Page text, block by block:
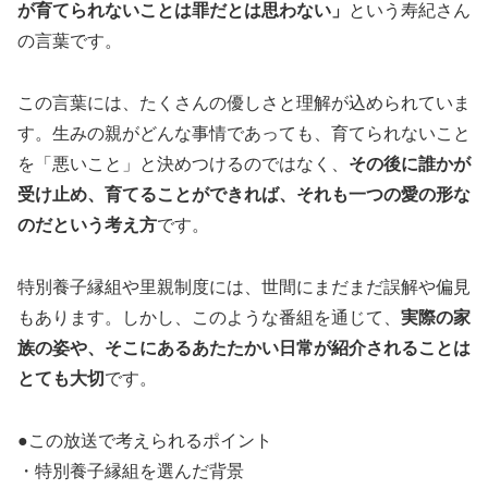
が育てられないことは罪だとは思わない」
という寿紀さん
の言葉です。
この言葉には、たくさんの優しさと理解が込められていま
す。生みの親がどんな事情であっても、育てられないこと
を「悪いこと」と決めつけるのではなく、 その後に誰かが
受け止め、育てることができれば、それも一つの愛の形な
のだという考え方です。
特別養子縁組や里親制度には、世間にまだまだ誤解や偏見
もあります。しかし、このような番組を通じて、 実際の家
族の姿や、そこにあるあたたかい日常が紹介されることは
とても大切 です。
●この放送で考えられるポイント
・特別養子縁組を選んだ背景